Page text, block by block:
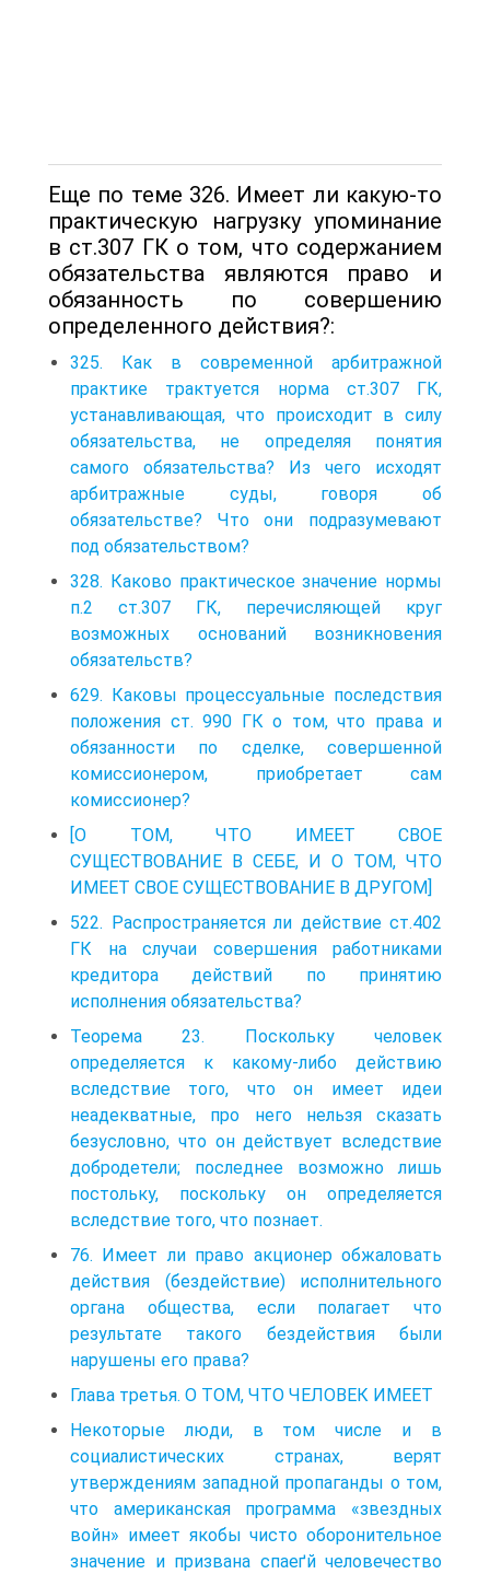
Еще по теме 326. Имеет ли какую-то
практическую нагрузку упоминание
в ст.307 ГК о том, что содержанием
обязательства являются право и
обязанность по совершению
определенного действия?:
325. Как в современной арбитражной
практике трактуется норма ст.307 ГК,
устанавливающая, что происходит в силу
обязательства, не определяя понятия
самого обязательства? Из чего исходят
арбитражные суды, говоря об
обязательстве? Что они подразумевают
под обязательством?
328. Каково практическое значение нормы
п.2 ст.307 ГК, перечисляющей круг
возможных оснований возникновения
обязательств?
629. Каковы процессуальные последствия
положения ст. 990 ГК о том, что права и
обязанности по сделке, совершенной
комиссионером, приобретает сам
комиссионер?
[О ТОМ, ЧТО ИМЕЕТ СВОЕ
СУЩЕСТВОВАНИЕ В СЕБЕ, И О ТОМ, ЧТО
ИМЕЕТ СВОЕ СУЩЕСТВОВАНИЕ В ДРУГОМ]
522. Распространяется ли действие ст.402
ГК на случаи совершения работниками
кредитора действий по принятию
исполнения обязательства?
Теорема 23. Поскольку человек
определяется к какому-либо действию
вследствие того, что он имеет идеи
неадекватные, про него нельзя сказать
безусловно, что он действует вследствие
добродетели; последнее возможно лишь
постольку, поскольку он определяется
вследствие того, что познает.
76. Имеет ли право акционер обжаловать
действия (бездействие) исполнительного
органа общества, если полагает что
результате такого бездействия были
нарушены его права?
Глава третья. О ТОМ, ЧТО ЧЕЛОВЕК ИМЕЕТ
Некоторые люди, в том числе и в
социалистических странах, верят
утверждениям западной пропаганды о том,
что американская программа «звездных
войн» имеет якобы чисто оборонительное
значение и призвана спаеґй человечество